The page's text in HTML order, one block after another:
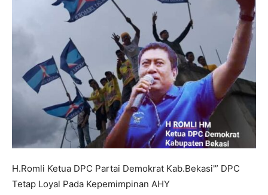
H.Romli Ketua DPC Partai Demokrat Kab.Bekasi'” DPC
Tetap Loyal Pada Kepemimpinan AHY